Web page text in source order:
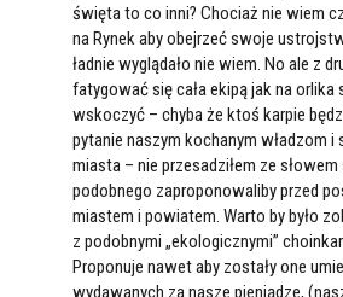
święta to co inni? Chociaż nie wiem
na Rynek aby obejrzeć swoje
ładnie wyglądało nie wiem. No ale z
fatygować się cała ekipą jak na orlika
wskoczyć – chyba że ktoś karpie
pytanie naszym kochanym władzom
miasta – nie przesadziłem ze
podobnego zaproponowaliby przed
miastem i powiatem. Warto by było
z podobnymi „ekologicznymi”
Proponuje nawet aby zostały one
wydawanych za nasze pieniądze,